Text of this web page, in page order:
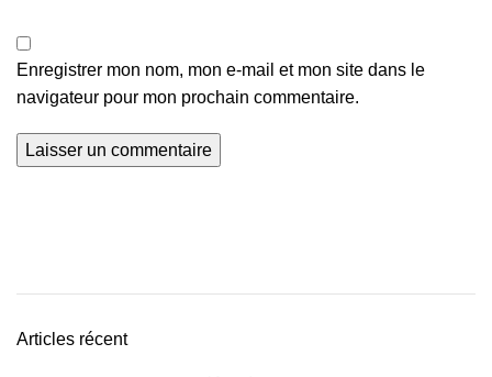
Enregistrer mon nom, mon e-mail et mon site dans le
navigateur pour mon prochain commentaire.
Articles récent